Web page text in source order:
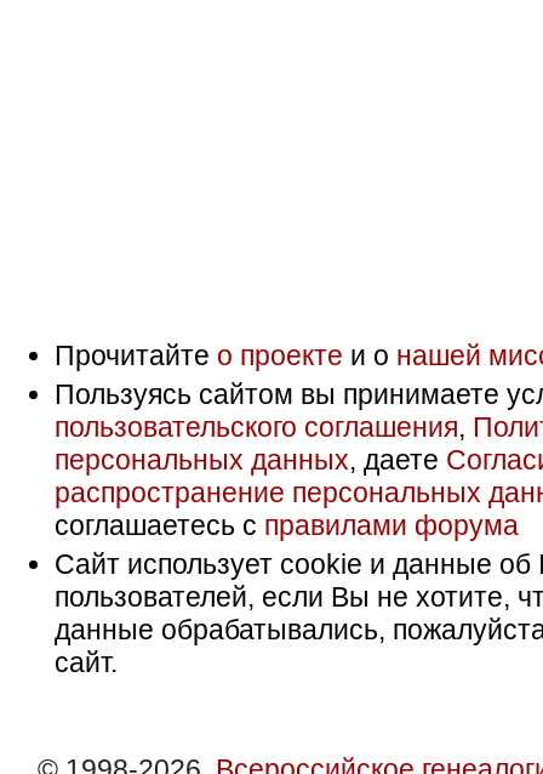
Прочитайте о проекте и о нашей
Пользуясь сайтом вы принимаете
пользовательского соглашения,
персональных данных, даете
распространение персональных
соглашаетесь с правилами форума
Сайт использует cookie и данные об
пользователей, если Вы не хотите,
данные обрабатывались,
сайт.